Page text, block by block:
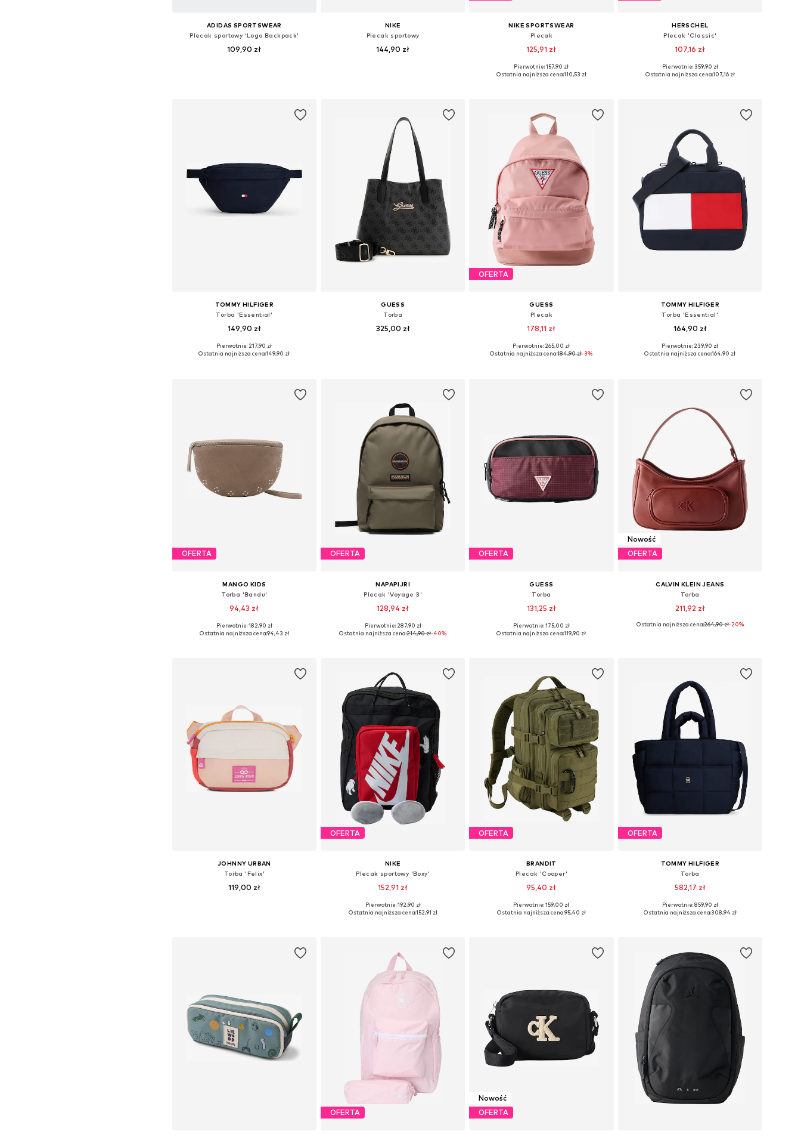
ADIDAS SPORTSWEAR
Plecak sportowy 'Logo Backpack'
109,90 zł
NIKE
Plecak sportowy
144,90 zł
NIKE SPORTSWEAR
Plecak
125,91 zł
Dostępne rozmiary: One Size
Pierwotnie: 157,90 zł
Ostatnia najniższa cena:110,53 zł
HERSCHEL
Plecak 'Classic'
107,16 zł
Dostępne rozmiary: One Size
Pierwotnie: 359,90 zł
Ostatnia najniższa cena:107,16 zł
TOMMY HILFIGER
Torba 'Essential'
149,90 zł
Dostępne rozmiary: One Size
Pierwotnie: 217,90 zł
Ostatnia najniższa cena:149,90 zł
GUESS
Torba
325,00 zł
OFERTA
GUESS
Plecak
178,11 zł
Dostępne rozmiary: One Size
Pierwotnie: 265,00 zł
Ostatnia najniższa cena:184,90 zł-3%
TOMMY HILFIGER
Torba 'Essential'
164,90 zł
Dostępne rozmiary: One Size
Pierwotnie: 239,90 zł
Ostatnia najniższa cena:164,90 zł
OFERTA
MANGO KIDS
Torba 'Bandu'
94,43 zł
Dostępne rozmiary: One Size
Pierwotnie: 182,90 zł
Ostatnia najniższa cena:94,43 zł
OFERTA
NAPAPIJRI
Plecak 'Voyage 3'
128,94 zł
Dostępne rozmiary: One Size
Pierwotnie: 287,90 zł
Ostatnia najniższa cena:214,90 zł-40%
OFERTA
GUESS
Torba
131,25 zł
Dostępne rozmiary: One Size
Pierwotnie: 175,00 zł
Ostatnia najniższa cena:119,90 zł
Nowość
OFERTA
CALVIN KLEIN JEANS
Torba
211,92 zł
Dostępne rozmiary: One Size
Ostatnia najniższa cena:264,90 zł-20%
JOHNNY URBAN
Torba 'Felix'
119,00 zł
OFERTA
NIKE
Plecak sportowy 'Boxy'
152,91 zł
Dostępne rozmiary: Jednolity rozmiar
Pierwotnie: 192,90 zł
Ostatnia najniższa cena:152,91 zł
OFERTA
BRANDIT
Plecak 'Cooper'
95,40 zł
Dostępne rozmiary: Onesize
Pierwotnie: 159,00 zł
Ostatnia najniższa cena:95,40 zł
OFERTA
TOMMY HILFIGER
Torba
582,17 zł
Dostępne rozmiary: One Size
Pierwotnie: 859,90 zł
Ostatnia najniższa cena:308,94 zł
OFERTA
Nowość
OFERTA